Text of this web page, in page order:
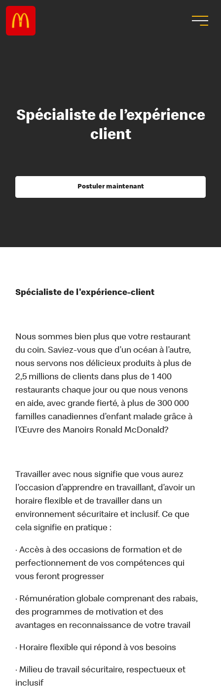
Spécialiste de l’expérience
client
Postuler maintenant
Spécialiste de l'expérience-client
Nous sommes bien plus que votre restaurant
du coin. Saviez-vous que d’un océan à l’autre,
nous servons nos délicieux produits à plus de
2,5 millions de clients dans plus de 1 400
restaurants chaque jour ou que nous venons
en aide, avec grande fierté, à plus de 300 000
familles canadiennes d’enfant malade grâce à
l’Œuvre des Manoirs Ronald McDonald?
Travailler avec nous signifie que vous aurez
l’occasion d’apprendre en travaillant, d’avoir un
horaire flexible et de travailler dans un
environnement sécuritaire et inclusif. Ce que
cela signifie en pratique :
· Accès à des occasions de formation et de
perfectionnement de vos compétences qui
vous feront progresser
· Rémunération globale comprenant des rabais,
des programmes de motivation et des
avantages en reconnaissance de votre travail
· Horaire flexible qui répond à vos besoins
· Milieu de travail sécuritaire, respectueux et
inclusif